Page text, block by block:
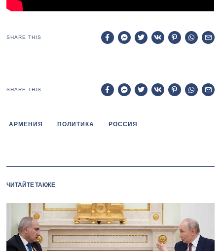
SHARE THIS
SHARE THIS
АРМЕНИЯ ПОЛИТИКА РОССИЯ
ЧИТАЙТЕ ТАКЖЕ